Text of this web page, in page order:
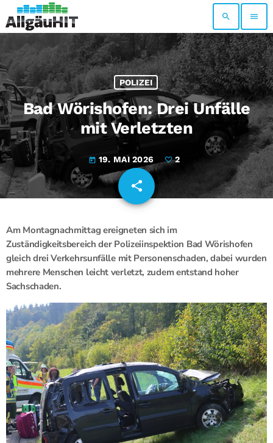
search menu
POLIZEI
Bad Wörishofen: Drei Unfälle
mit Verletzten
today 19. MAI 2026 2
share
email
Am Montagnachmittag ereigneten sich im
Zuständigkeitsbereich der Polizeiinspektion Bad Wörishofen
gleich drei Verkehrsunfälle mit Personenschaden, dabei wurden
mehrere Menschen leicht verletzt, zudem entstand hoher
Sachschaden.